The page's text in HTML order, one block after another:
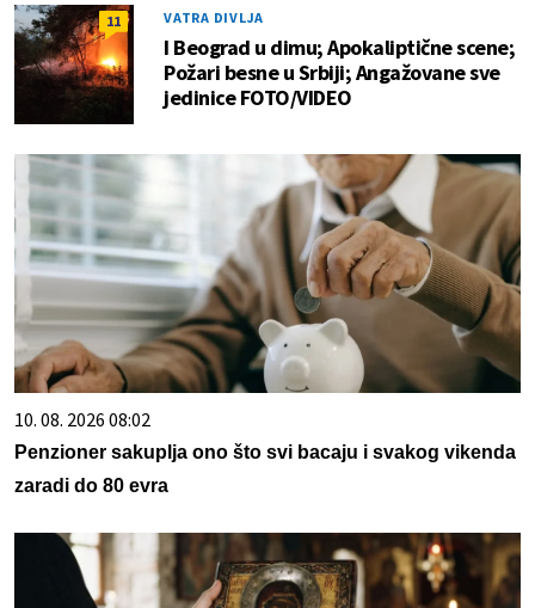
11 VATRA DIVLJA
I Beograd u dimu; Apokaliptične scene;
Požari besne u Srbiji; Angažovane sve
jedinice FOTO/VIDEO
10. 08. 2026 08:02
Penzioner sakuplja ono što svi bacaju i svakog vikenda
zaradi do 80 evra